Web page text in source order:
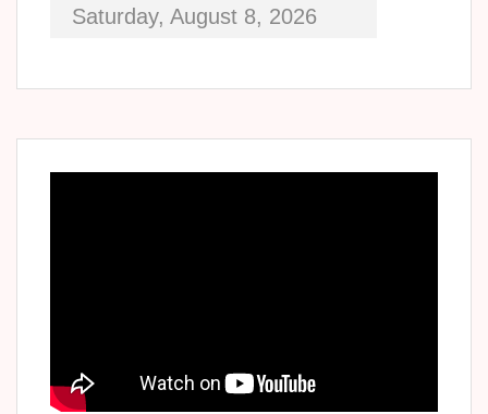
Saturday, August 8, 2026